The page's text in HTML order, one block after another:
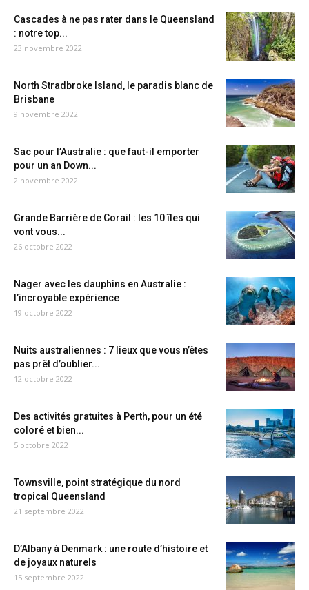
Cascades à ne pas rater dans le Queensland
: notre top...
23 novembre 2022
North Stradbroke Island, le paradis blanc de
Brisbane
9 novembre 2022
Sac pour l’Australie : que faut-il emporter
pour un an Down...
2 novembre 2022
Grande Barrière de Corail : les 10 îles qui
vont vous...
26 octobre 2022
Nager avec les dauphins en Australie :
l’incroyable expérience
19 octobre 2022
Nuits australiennes : 7 lieux que vous n’êtes
pas prêt d’oublier...
12 octobre 2022
Des activités gratuites à Perth, pour un été
coloré et bien...
5 octobre 2022
Townsville, point stratégique du nord
tropical Queensland
21 septembre 2022
D’Albany à Denmark : une route d’histoire et
de joyaux naturels
15 septembre 2022